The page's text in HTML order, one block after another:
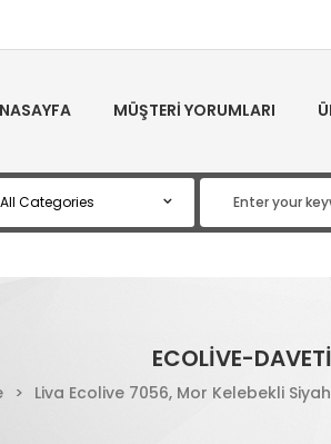
MÜŞTERI YORUMLARI
ECOLIVE-
> Liva Ecolive 7056, Mor Kelebekli